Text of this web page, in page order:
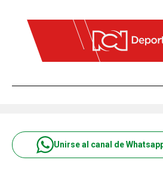
Unirse al canal de